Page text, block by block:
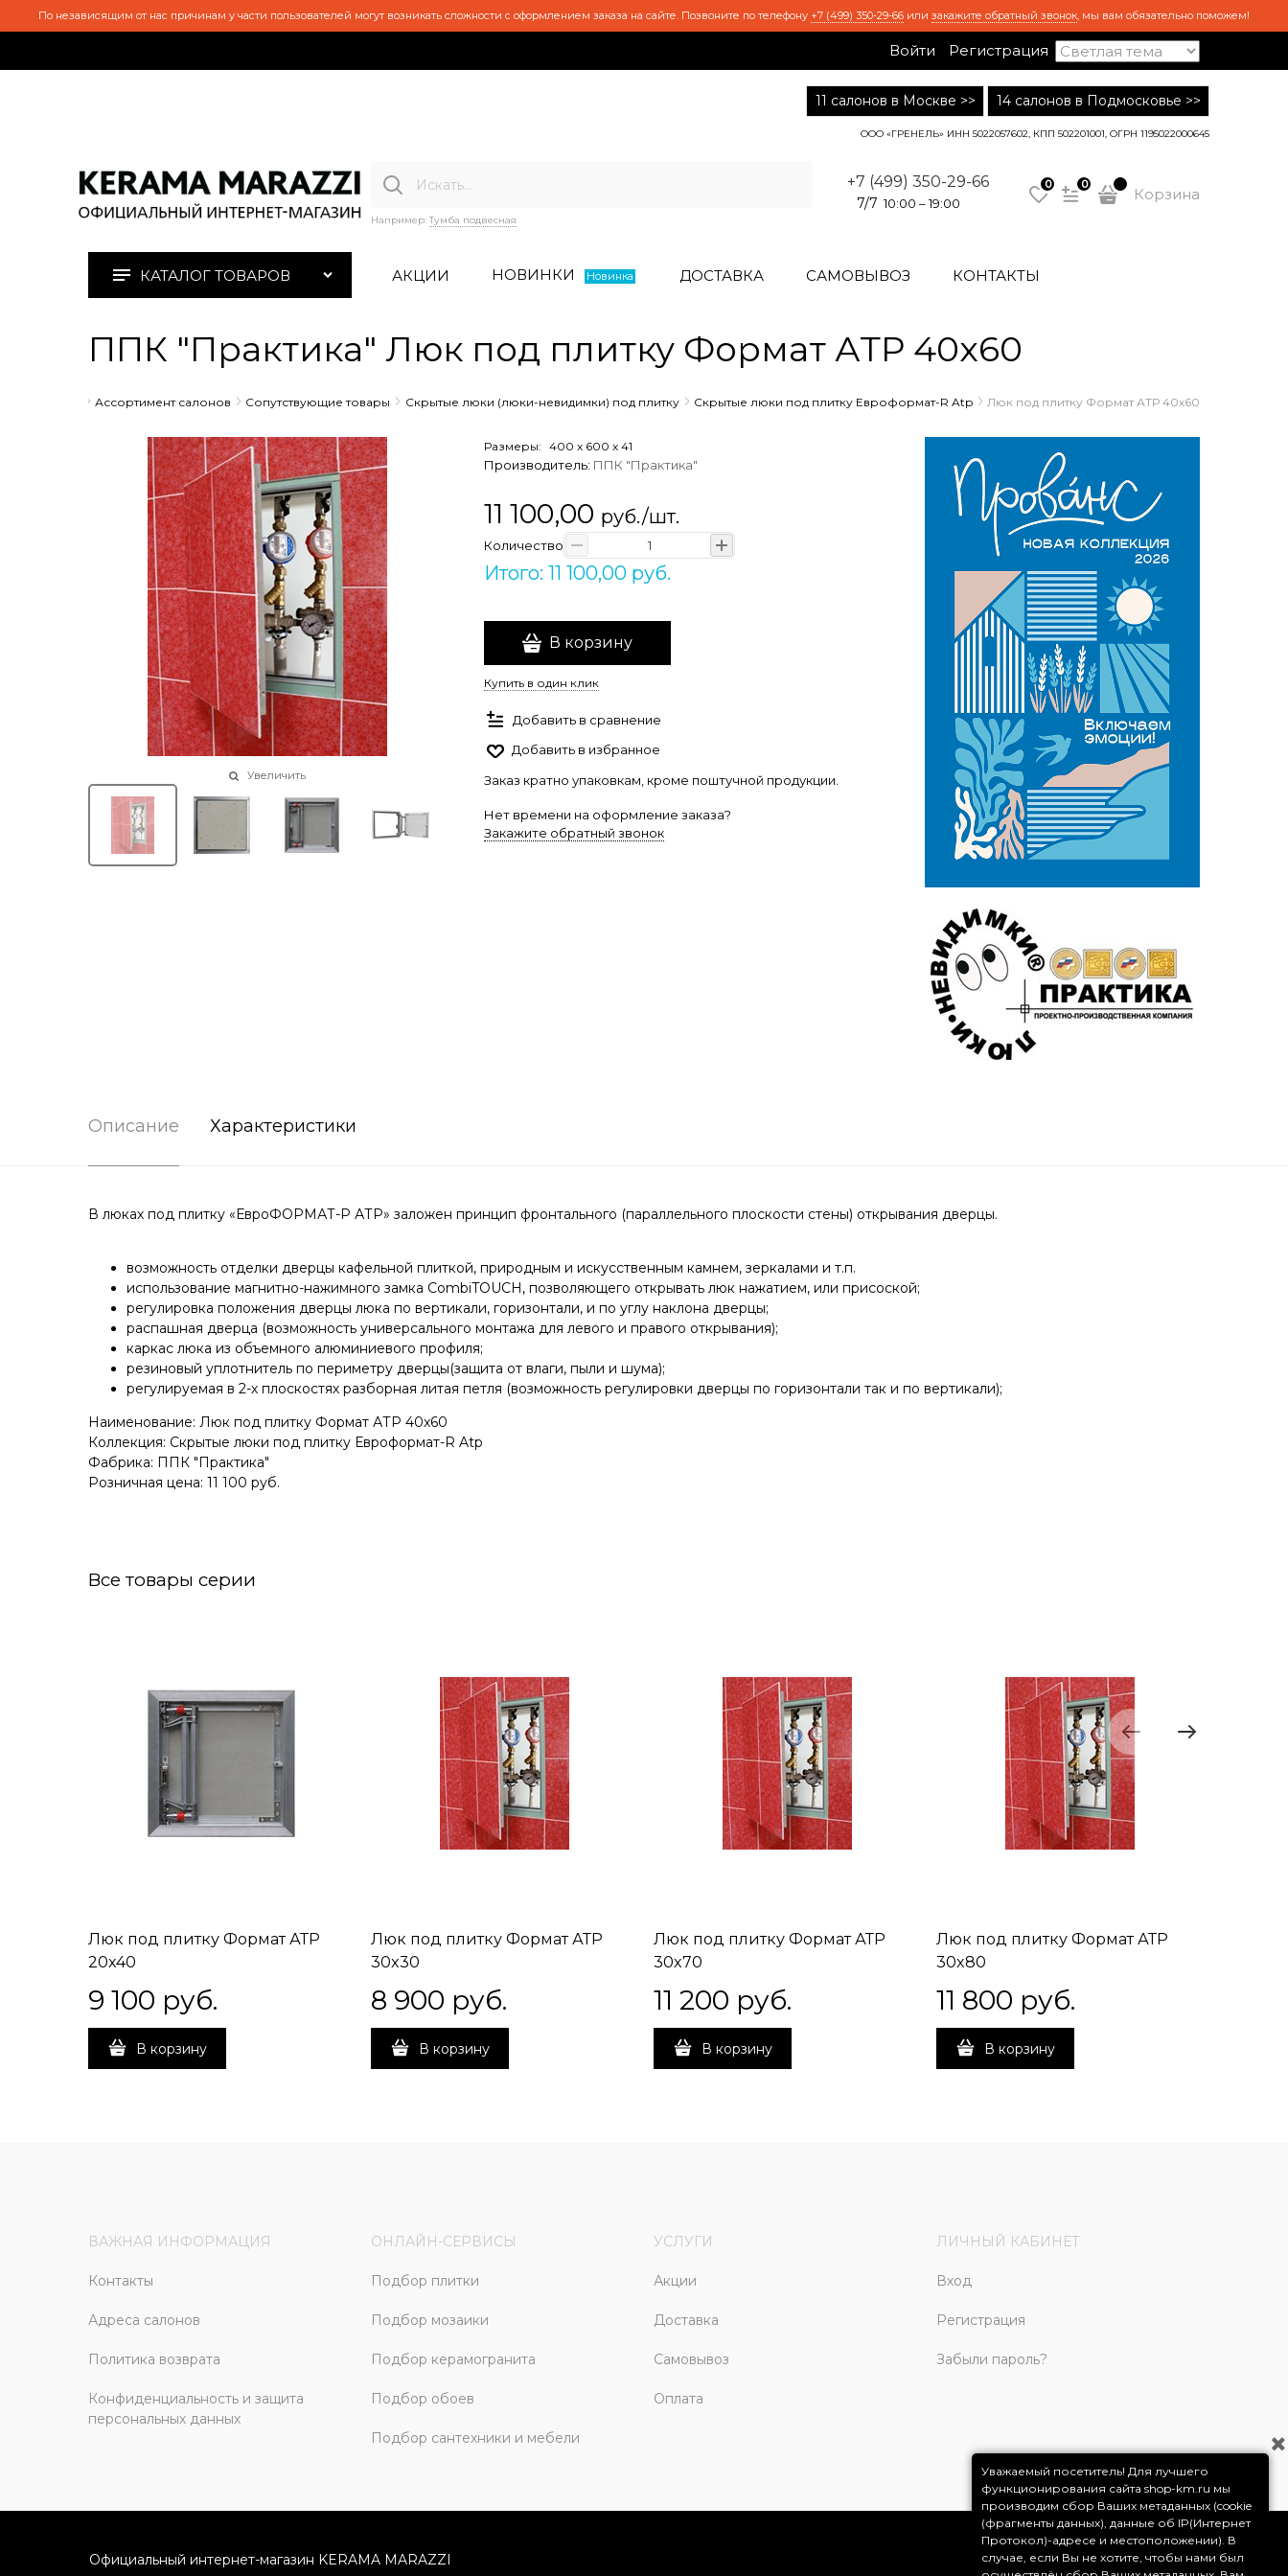
По независящим от нас причинам у части пользователей могут возникать сложности с оформлением заказа на сайте. Позвоните по телефону +7 (499) 350-29-66 или закажите обратный звонок, мы вам обязательно поможем!
Войти Регистрация
11 салонов в Москве >> 14 салонов в Подмосковье >>
ООО «ГРЕНЕЛЬ» ИНН 5022057602, КПП 502201001, ОГРН 1195022000645
Например: Тумба подвесная
+7 (499) 350-29-66
7/7 10:00 – 19:00
0 0
Корзина
КАТАЛОГ ТОВАРОВ АКЦИИ НОВИНКИ Новинка ДОСТАВКА САМОВЫВОЗ КОНТАКТЫ
ППК "Практика" Люк под плитку Формат АТР 40x60
Ассортимент салонов Сопутствующие товары Скрытые люки (люки-невидимки) под плитку Скрытые люки под плитку Евроформат-R Atp Люк под плитку Формат АТР 40x60
Увеличить
Размеры: 400 x 600 x 41
Производитель: ППК "Практика"
11 100,00 руб./шт.
Количество
Итого: 11 100,00 руб.
В корзину
Купить в один клик
Добавить в сравнение
Добавить в избранное
Заказ кратно упаковкам, кроме поштучной продукции.
Нет времени на оформление заказа?
Закажите обратный звонок
Описание Характеристики
В люках под плитку «ЕвроФОРМАТ-Р АТР» заложен принцип фронтального (параллельного плоскости стены) открывания дверцы.
возможность отделки дверцы кафельной плиткой, природным и искусственным камнем, зеркалами и т.п.
использование магнитно-нажимного замка CombiTOUCH, позволяющего открывать люк нажатием, или присоской;
регулировка положения дверцы люка по вертикали, горизонтали, и по углу наклона дверцы;
распашная дверца (возможность универсального монтажа для левого и правого открывания);
каркас люка из объемного алюминиевого профиля;
резиновый уплотнитель по периметру дверцы(защита от влаги, пыли и шума);
регулируемая в 2-х плоскостях разборная литая петля (возможность регулировки дверцы по горизонтали так и по вертикали);
Наименование: Люк под плитку Формат АТР 40x60
Коллекция: Скрытые люки под плитку Евроформат-R Atp
Фабрика: ППК "Практика"
Розничная цена: 11 100 руб.
Все товары серии
Люк под плитку Формат АТР
20x40
9 100 руб.
В корзину
Люк под плитку Формат АТР
30x30
8 900 руб.
В корзину
Люк под плитку Формат АТР
30x70
11 200 руб.
В корзину
Люк под плитку Формат АТР
30x80
11 800 руб.
В корзину
ВАЖНАЯ ИНФОРМАЦИЯ
Контакты
Адреса салонов
Политика возврата
Конфиденциальность и защита
персональных данных
ОНЛАЙН-СЕРВИСЫ
Подбор плитки
Подбор мозаики
Подбор керамогранита
Подбор обоев
Подбор сантехники и мебели
УСЛУГИ
Акции
Доставка
Самовывоз
Оплата
ЛИЧНЫЙ КАБИНЕТ
Вход
Регистрация
Забыли пароль?
Официальный интернет-магазин KERAMA MARAZZI
Уважаемый посетитель! Для лучшего
функционирования сайта shop-km.ru мы
производим сбор Ваших метаданных (cookie
(фрагменты данных), данные об IP(Интернет
Протокол)-адресе и местоположении). В
случае, если Вы не хотите, чтобы нами был